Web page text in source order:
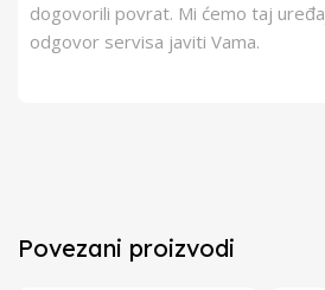
dogovorili povrat. Mi ćemo taj
odgovor servisa javiti Vama.
Povezani proizvodi